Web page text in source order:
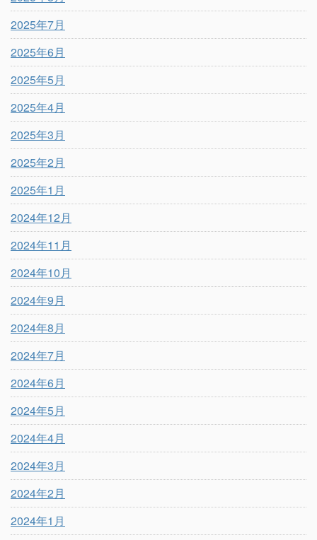
2025年7月
2025年6月
2025年5月
2025年4月
2025年3月
2025年2月
2025年1月
2024年12月
2024年11月
2024年10月
2024年9月
2024年8月
2024年7月
2024年6月
2024年5月
2024年4月
2024年3月
2024年2月
2024年1月